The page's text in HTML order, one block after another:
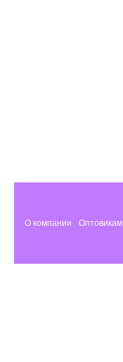
О компании Оптовикам